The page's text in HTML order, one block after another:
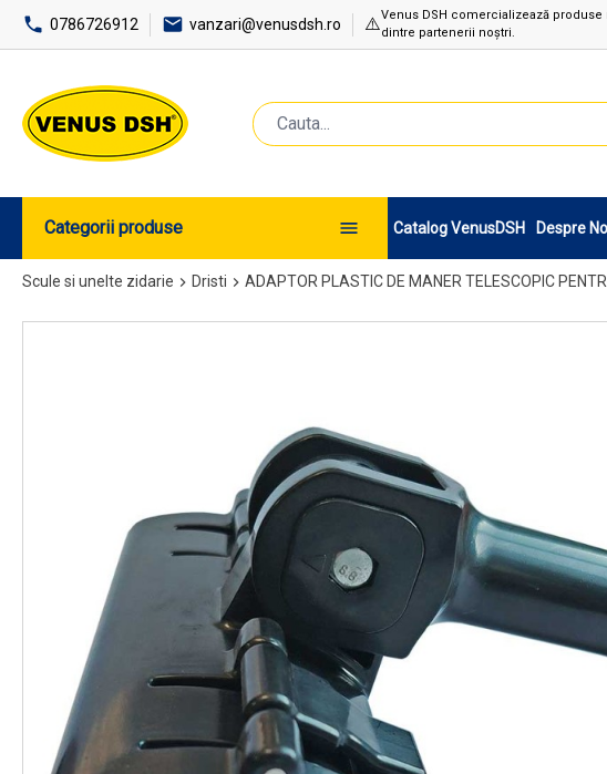
0786726912 vanzari@venusdsh.ro ⚠️Venus DSH comercializează
dintre partenerii noștri.
Categorii produse Catalog VenusDSH Despre
Scule si unelte zidarie Dristi ADAPTOR PLASTIC DE MANER TELESCOPIC